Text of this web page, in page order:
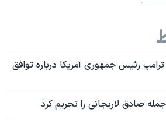
رئیس جمهوری آمریکا درباره توافق